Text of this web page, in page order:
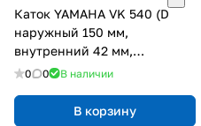
Каток YAMAHA VK 540 (D
наружный 150 мм,
внутренний 42 мм,
алюминий) оригинал
0 0 В наличии
В корзину